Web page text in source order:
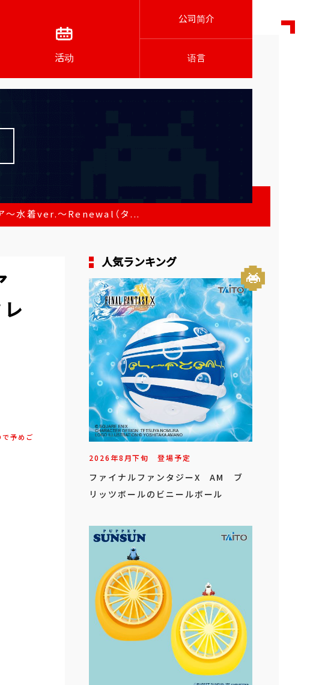
活动
公司简介
语言
水着ver.～Renewal（タ...
予めご
人気ランキング
2026年8月下旬 登場予定
ファイナルファンタジーX AM ブ
リッツボールのビニールボール